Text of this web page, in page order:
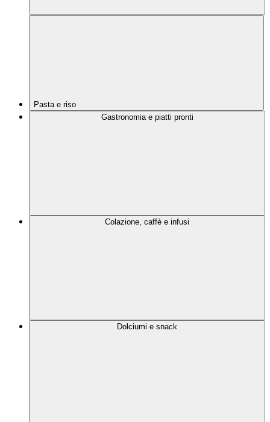
Pasta e riso
Gastronomia e piatti pronti
Colazione, caffè e infusi
Dolciumi e snack